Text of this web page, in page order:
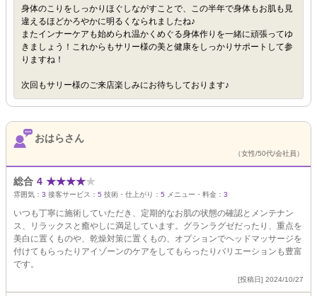
身体のこりをしっかりほぐしながすことで、この半年で身体もお肌も見
違えるほどかろやかに明るくなられましたね♪
またインナーケアも始められ温かくめぐる身体作りを一緒に頑張ってゆ
きましょう！これからもサリー様の美と健康をしっかりサポートして参
りますね！
次回もサリー様のご来店楽しみにお待ちしております♪
おはらさん
（女性/50代/会社員）
総合 4 ★★★★★
雰囲気： 3 接客サービス： 5 技術・仕上がり： 5 メニュー・料金： 3
いつも丁寧に施術していただき、定期的なお肌の状態の確認とメンテナン
ス、リラックスと癒やしに満足しています。グランラグゼだったり、重点を
美白に置くものや、乾燥対策に置くもの、オプションでヘッドマッサージを
付けてもらったりアイゾーンのケアをしてもらったりバリエーションも豊富
です。
[投稿日] 2024/10/27